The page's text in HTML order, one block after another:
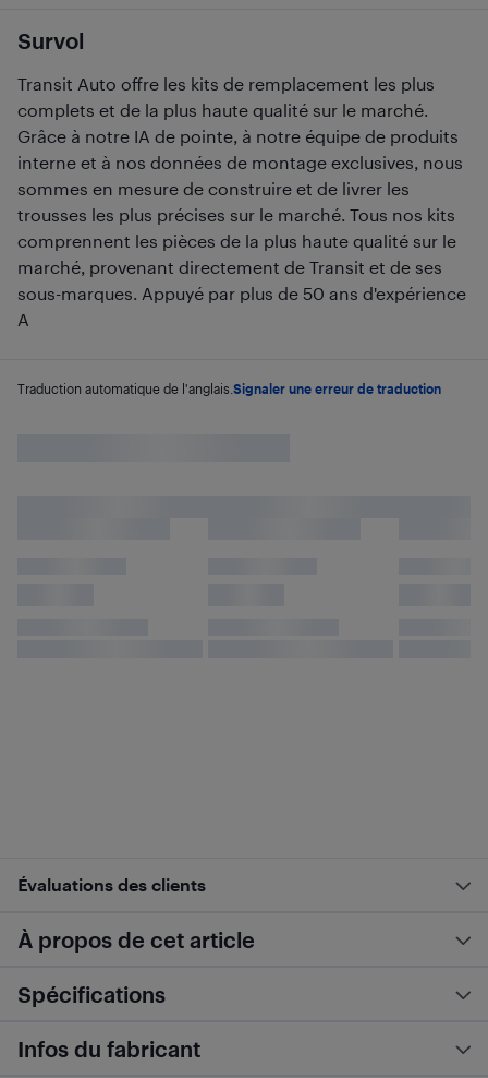
Survol
Transit Auto offre les kits de remplacement les plus
complets et de la plus haute qualité sur le marché.
Grâce à notre IA de pointe, à notre équipe de produits
interne et à nos données de montage exclusives, nous
sommes en mesure de construire et de livrer les
trousses les plus précises sur le marché. Tous nos kits
comprennent les pièces de la plus haute qualité sur le
marché, provenant directement de Transit et de ses
sous-marques. Appuyé par plus de 50 ans d'expérience
A
Traduction automatique de l'anglais. Signaler une erreur de traduction
Évaluations des clients
À propos de cet article
Spécifications
Infos du fabricant